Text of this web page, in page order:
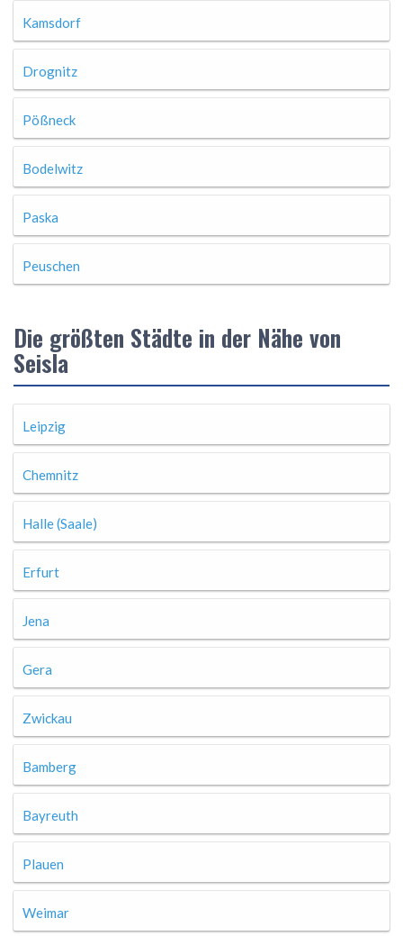
Kamsdorf
Drognitz
Pößneck
Bodelwitz
Paska
Peuschen
Die größten Städte in der Nähe von
Seisla
Leipzig
Chemnitz
Halle (Saale)
Erfurt
Jena
Gera
Zwickau
Bamberg
Bayreuth
Plauen
Weimar